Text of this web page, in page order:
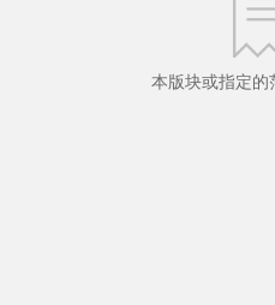
本版块或指定的